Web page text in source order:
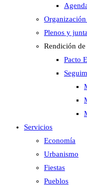
Plenos y
Rendición de
Pacto
Servicios
Economía
Urbanismo
Fiestas
Pueblos